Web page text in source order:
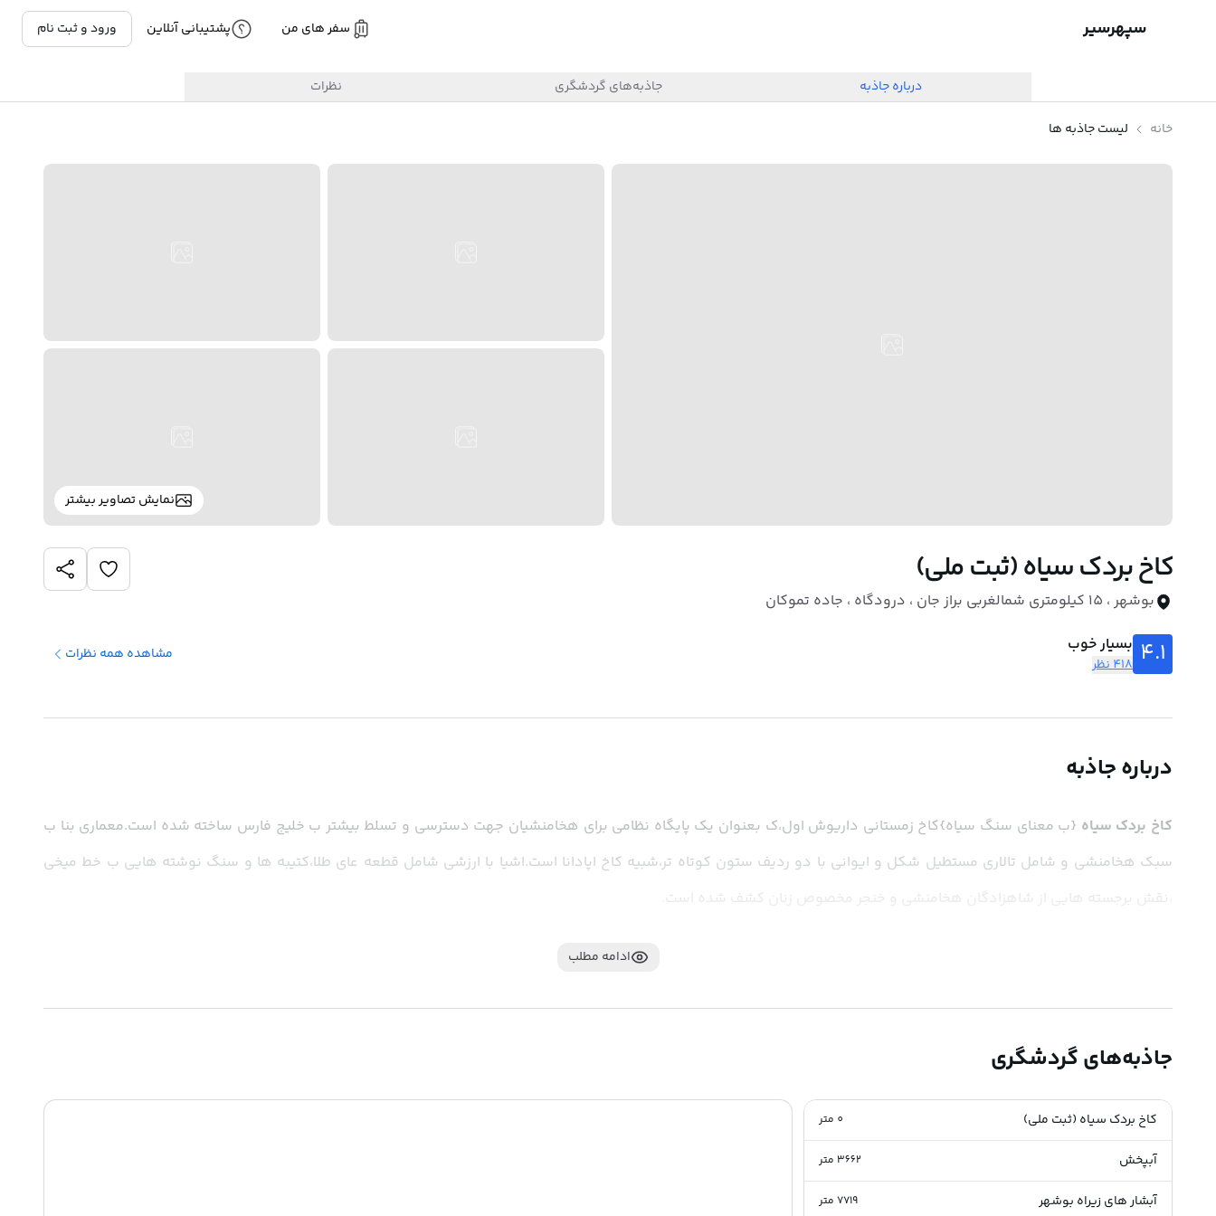
سپهرسیر سفر های من پشتیبانی آنلاین ورود و ثبت نام
درباره جاذبه جاذبه‌های گردشگری نظرات
خانه لیست جاذبه ها
نمایش تصاویر بیشتر
کاخ بردک سیاه (ثبت ملی)
بوشهر ، 15 کیلومتری شمالغربی براز جان ، درودگاه ، جاده تموکان
4.1 بسیار خوب
418 نظر
مشاهده همه نظرات
درباره جاذبه
کاخ بردک سیاه
،نقش برجسته هایی از شاهزادگان هخامنشی و خنجر مخصوص زنان کشف شده است.
ادامه مطلب
جاذبه‌های گردشگری
کاخ بردک سیاه (ثبت ملی) 0 متر
آبپخش 3662 متر
آبشار های زیراه بوشهر 7719 متر